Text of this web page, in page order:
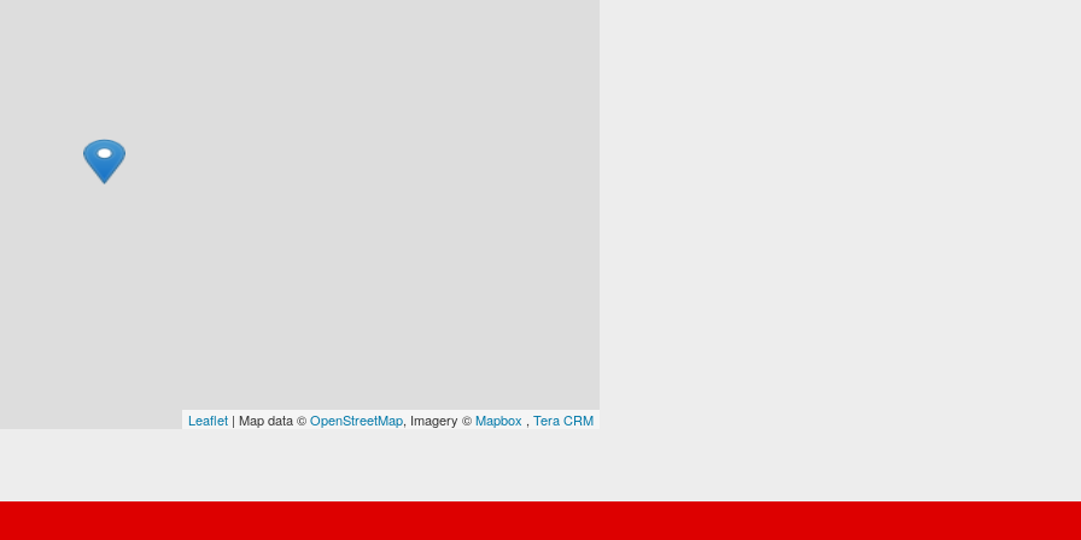
Leaflet | Map data ©OpenStreetMap, Imagery ©Mapbox , Tera CRM